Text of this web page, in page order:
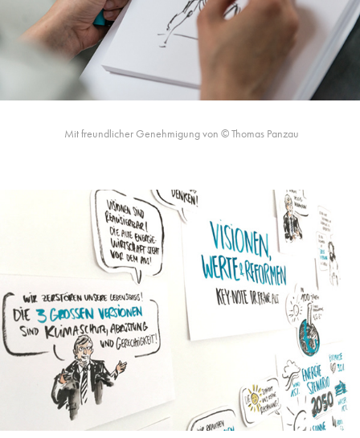
Mit freundlicher Genehmigung von © Thomas Panzau